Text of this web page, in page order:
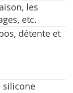
les
etc.
détente et
silicone